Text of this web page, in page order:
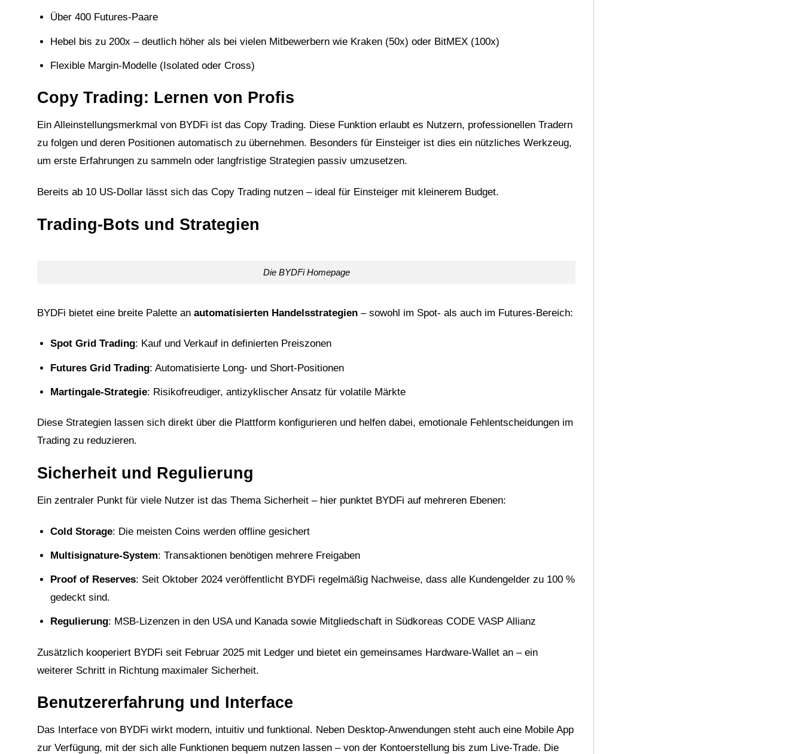
Über 400 Futures-Paare
Hebel bis zu 200x – deutlich höher als bei vielen Mitbewerbern wie Kraken (50x) oder BitMEX (100x)
Flexible Margin-Modelle (Isolated oder Cross)
Copy Trading: Lernen von Profis
Ein Alleinstellungsmerkmal von BYDFi ist das Copy Trading. Diese Funktion erlaubt es Nutzern, professionellen Tradern
zu folgen und deren Positionen automatisch zu übernehmen. Besonders für Einsteiger ist dies ein nützliches Werkzeug,
um erste Erfahrungen zu sammeln oder langfristige Strategien passiv umzusetzen.
Bereits ab 10 US-Dollar lässt sich das Copy Trading nutzen – ideal für Einsteiger mit kleinerem Budget.
Trading-Bots und Strategien
Die BYDFi Homepage
BYDFi bietet eine breite Palette an automatisierten Handelsstrategien – sowohl im Spot- als auch im Futures-Bereich:
Spot Grid Trading: Kauf und Verkauf in definierten Preiszonen
Futures Grid Trading: Automatisierte Long- und Short-Positionen
Martingale-Strategie: Risikofreudiger, antizyklischer Ansatz für volatile Märkte
Diese Strategien lassen sich direkt über die Plattform konfigurieren und helfen dabei, emotionale Fehlentscheidungen im
Trading zu reduzieren.
Sicherheit und Regulierung
Ein zentraler Punkt für viele Nutzer ist das Thema Sicherheit – hier punktet BYDFi auf mehreren Ebenen:
Cold Storage: Die meisten Coins werden offline gesichert
Multisignature-System: Transaktionen benötigen mehrere Freigaben
Proof of Reserves: Seit Oktober 2024 veröffentlicht BYDFi regelmäßig Nachweise, dass alle Kundengelder zu 100 %
gedeckt sind.
Regulierung: MSB-Lizenzen in den USA und Kanada sowie Mitgliedschaft in Südkoreas CODE VASP Allianz
Zusätzlich kooperiert BYDFi seit Februar 2025 mit Ledger und bietet ein gemeinsames Hardware-Wallet an – ein
weiterer Schritt in Richtung maximaler Sicherheit.
Benutzererfahrung und Interface
Das Interface von BYDFi wirkt modern, intuitiv und funktional. Neben Desktop-Anwendungen steht auch eine Mobile App
zur Verfügung, mit der sich alle Funktionen bequem nutzen lassen – von der Kontoerstellung bis zum Live-Trade. Die